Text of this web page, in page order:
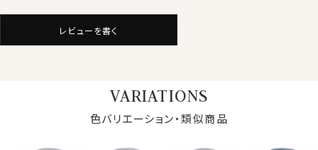
ロイヤルオックスは、オックスフォードの中でもやや薄手
でシルクのような滑らかな肌ざわり。
さらに光沢感が一番あり、フォーマル感や高級感を演出
上質なオックスフォード生地です。
レビューを書く
VARIATIONS
色バリエーション・類似商品